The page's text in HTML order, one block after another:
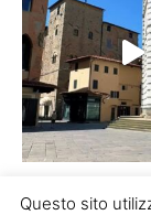
carica
Questo sito